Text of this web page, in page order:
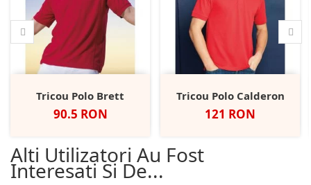
Tricou Polo Brett
Pret
90.5 RON
Tricou Polo Calderon
Pret
121 RON
Alti Utilizatori Au Fost
Interesati Si De...